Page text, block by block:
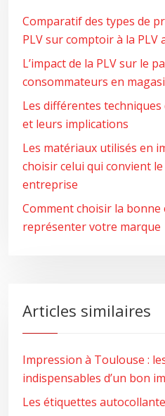
Comparatif des types de
PLV sur comptoir à la
L’impact de la PLV sur le
consommateurs en
Les différentes techniques
et leurs implications
Les matériaux utilisés en
choisir celui qui convient
entreprise
Comment choisir la
représenter votre marque
Articles similaires
Impression à Toulouse :
indispensables d’un bon
Les étiquettes